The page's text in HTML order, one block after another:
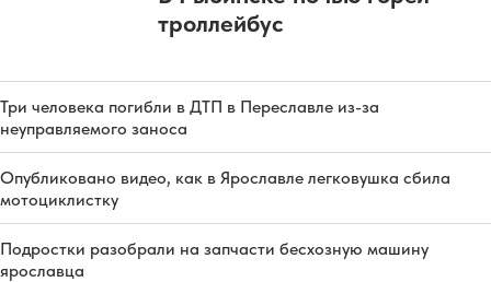
троллейбус
Три человека погибли в ДТП в Переславле из-за
неуправляемого заноса
Опубликовано видео, как в Ярославле легковушка сбила
мотоциклистку
Подростки разобрали на запчасти бесхозную машину
ярославца